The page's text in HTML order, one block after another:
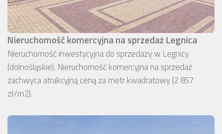
Nieruchomość komercyjna na sprzedaż Legnica
Nieruchomość inwestycyjna do sprzedaży w Legnicy
(dolnośląskie). Nieruchomość komercyjna na sprzedaż
zachwyca atrakcyjną ceną za metr kwadratowy (2 857
zł/m2).